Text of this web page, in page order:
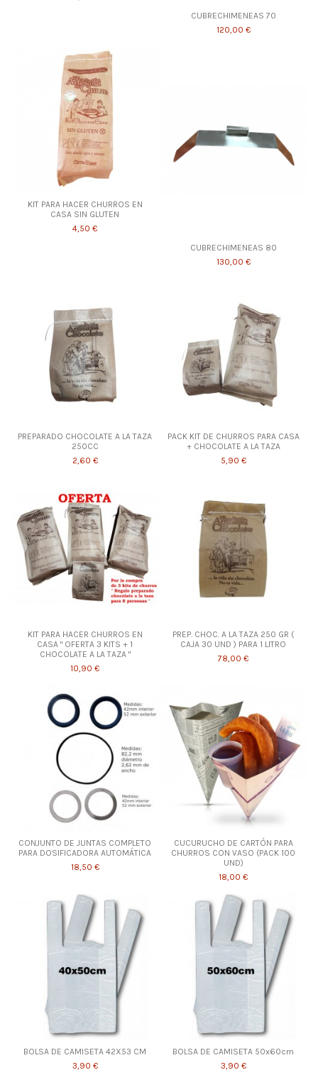
CUBRECHIMENEAS 70
120,00 €
KIT PARA HACER CHURROS EN
CASA SIN GLUTEN
4,50 €
CUBRECHIMENEAS 80
130,00 €
PREPARADO CHOCOLATE A LA TAZA
250CC
2,60 €
PACK KIT DE CHURROS PARA CASA
+ CHOCOLATE A LA TAZA
5,90 €
KIT PARA HACER CHURROS EN
CASA " OFERTA 3 KITS + 1
CHOCOLATE A LA TAZA "
10,90 €
PREP. CHOC. A LA TAZA 250 GR (
CAJA 30 UND ) PARA 1 LITRO
78,00 €
CONJUNTO DE JUNTAS COMPLETO
PARA DOSIFICADORA AUTOMÁTICA
18,50 €
CUCURUCHO DE CARTÓN PARA
CHURROS CON VASO (PACK 100
UND)
18,00 €
BOLSA DE CAMISETA 42X53 CM
3,90 €
BOLSA DE CAMISETA 50x60cm
3,90 €